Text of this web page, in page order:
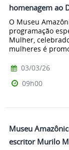
homenagem ao
O Museu
programação
Mulher,
mulheres é
03/03/26
09h00
Museu
escritor Murilo